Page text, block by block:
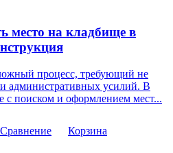
место на кладбище в
процесс, требующий не
административных усилий. В
с поиском и оформлением мест...
Сравнение Корзина